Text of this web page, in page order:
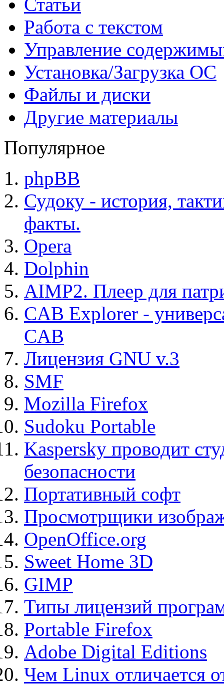
Статьи
Работа с текстом
Управление
Установка/Загрузка ОС
Файлы и диски
Другие материалы
Популярное
phpBB
Судоку - история,
факты.
Opera
Dolphin
AIMP2. Плеер для
CAB Explorer -
CAB
Лицензия GNU v.3
SMF
Mozilla Firefox
Sudoku Portable
Kaspersky проводит
безопасности
Портативный софт
Просмотрщики
OpenOffice.org
Sweet Home 3D
GIMP
Типы лицензий
Portable Firefox
Adobe Digital Editions
Чем Linux отличается